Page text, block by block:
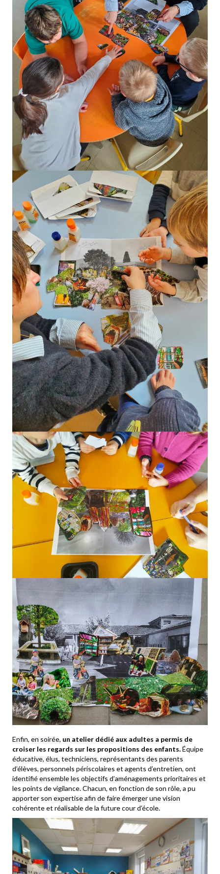
Enfin, en soirée, un atelier dédié aux adultes a permis de
croiser les regards sur les propositions des enfants.Équipe
éducative, élus, techniciens, représentants des parents
d’élèves, personnels périscolaires et agents d’entretien, ont
identifié ensemble les objectifs d’aménagements prioritaires et
les points de vigilance. Chacun, en fonction de son rôle, a pu
apporter son expertise afin de faire émerger une vision
cohérente et réalisable de la future cour d’école.